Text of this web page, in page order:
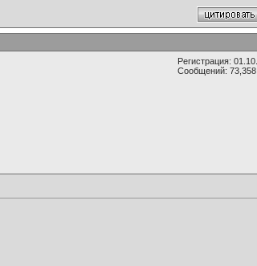
Регистрация:
Сообщений: 73,358